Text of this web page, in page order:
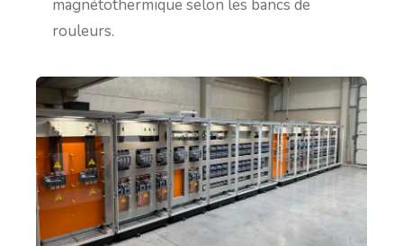
magnétothermique selon les bancs de
rouleurs.